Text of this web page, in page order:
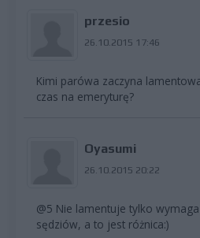
przesio
26.10.2015 17:46
Kimi parówa zaczyna
czas na emeryturę?
Oyasumi
26.10.2015 20:22
@5 Nie lamentuje tylko
sędziów, a to jest różnica:)